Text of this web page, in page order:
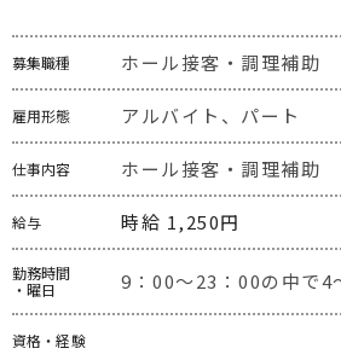
募集職種 ホール接客・調理補助
雇用形態 アルバイト、パート
仕事内容 ホール接客・調理補助
給与 時給 1,250円
勤務時間
・曜日
9：00～23：00の中で4
資格・経験